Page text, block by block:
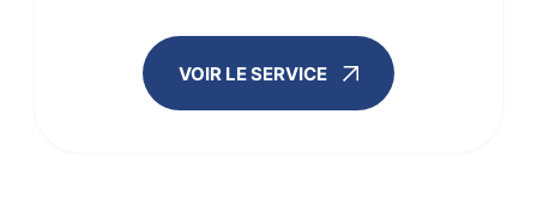
VOIR LE SERVICE